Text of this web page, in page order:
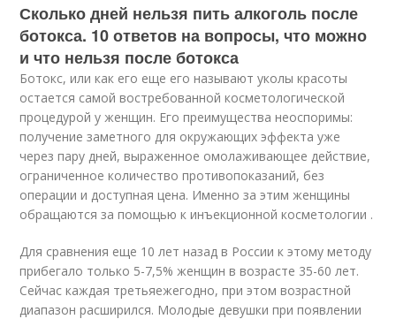
Сколько дней нельзя пить алкоголь после
ботокса. 10 ответов на вопросы, что можно
и что нельзя после ботокса
Ботокс, или как его еще его называют уколы красоты
остается самой востребованной косметологической
процедурой у женщин. Его преимущества неоспоримы:
получение заметного для окружающих эффекта уже
через пару дней, выраженное омолаживающее действие,
ограниченное количество противопоказаний, без
операции и доступная цена. Именно за этим женщины
обращаются за помощью к инъекционной косметологии .
Для сравнения еще 10 лет назад в России к этому методу
прибегало только 5-7,5% женщин в возрасте 35-60 лет.
Сейчас каждая третьяежегодно, при этом возрастной
диапазон расширился. Молодые девушки при появлении